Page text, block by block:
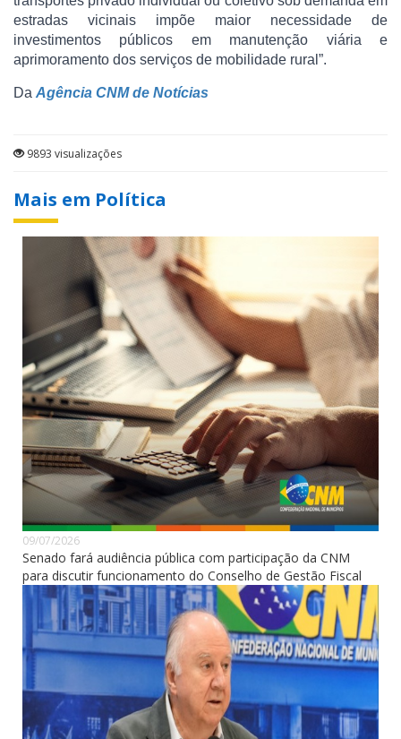
estradas vicinais impõe maior necessidade de
investimentos públicos em manutenção viária e
aprimoramento dos serviços de mobilidade rural”.
Da Agência CNM de Notícias
9893 visualizações
Mais em Política
09/07/2026
Senado fará audiência pública com participação da CNM
para discutir funcionamento do Conselho de Gestão Fiscal